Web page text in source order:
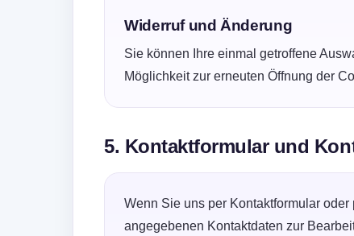
Widerruf und Änderung
Sie können Ihre einmal getroffene
Möglichkeit zur erneuten Öffnung der
5. Kontaktformular und
Wenn Sie uns per Kontaktformular
angegebenen Kontaktdaten zur